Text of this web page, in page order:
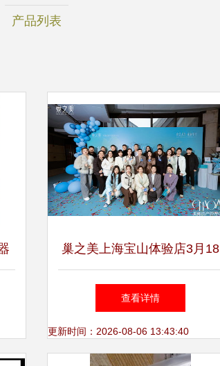
产品列表
巢之美上海宝山体验店3月18
日温暖启幕 生殖美学生根发
芽，上海技术咨询赋能女性新
查看详情
更新时间：2026-08-06 13:43:40